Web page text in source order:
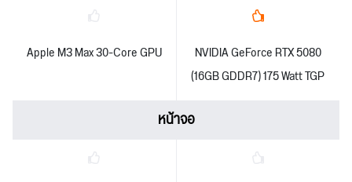
Apple M3 Max 30-Core GPU
NVIDIA GeForce RTX 5080
(16GB GDDR7) 175 Watt TGP
หน้าจอ